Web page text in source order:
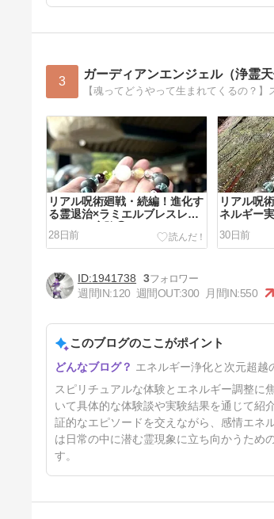
3 ガーディアンエンジェル（浄霊天
リアル呪術廻戦・続編！進化す
る霊退治×ラミエルブレスレッ
トNo.44 実験②
28日前
リアル呪
ネルギー
レット
30日前
天使が教えてくれたパワースト
ーンブレスレットの正しい浄化
62日前
1941738
3
週間IN:120 週間OUT:300 月間IN:550
このブログのここがポイント
エネルギー浄化と次元超越
スピリチュアルな体験とエネルギー調整に
いて具体的な体験談や実験結果を通じて紹
証的なエピソードを交えながら、感情エネ
は日常の中に潜む霊現象に立ち向かうため
す。